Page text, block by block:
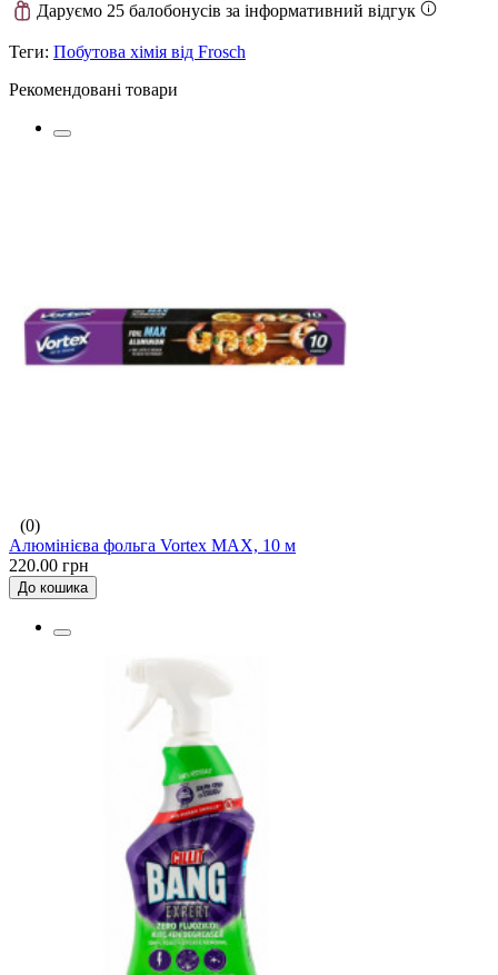
Даруємо 25 балобонусів за інформативний відгук
Теги: Побутова хімія від Frosch
Рекомендовані товари
(0)
Алюмінієва фольга Vortex MAX, 10 м
220.00 грн
До кошика